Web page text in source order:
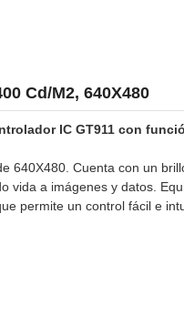
Cd/M2, 640X480
IC GT911 con
640X480. Cuenta con un
a imágenes y datos.
permite un control fácil e